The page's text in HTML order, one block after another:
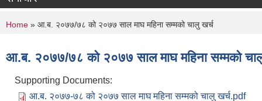
You are here
Home » आ.ब. २०७७/७८ को २०७७ साल माघ महिना सम्मको चालु खर्च
आ.ब. २०७७/७८ को २०७७ साल माघ महिना सम्मको
Supporting Documents:
आ.ब. २०७७-७८ को २०७७ साल माघ महिना सम्मको चालु खर्च.pdf